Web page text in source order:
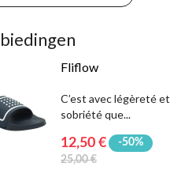
Fliflow
C’est avec légèreté et
sobriété que...
12,50 €
-50%
25,00 €